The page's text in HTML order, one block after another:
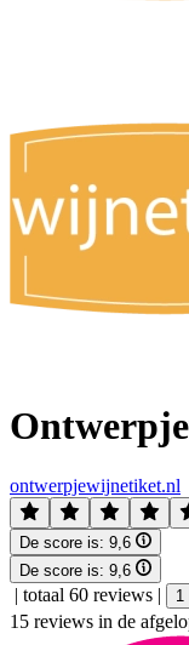
ontwerpjewijnetiket.nl
De score is: 9,6
De score is: 9,6
| totaal 60 reviews | 1
15 reviews in de